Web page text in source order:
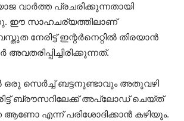
വാർത്ത പ്രചരിക്കുന്നതായി
ഈ സാഹചര്യത്തിലാണ്
നേരിട്ട് ഇന്റർനെറ്റിൽ തിരയാൻ
അവതരിപ്പിച്ചിരിക്കുന്നത്.
ഒരു സെർച്ച് ബട്ടനുണ്ടാവും അതുവഴി
ബ്രൗസറിലേക്ക് അപ്ലോഡ് ചെയ്ത്
ആണോ എന്ന് പരിശോദിക്കാൻ കഴിയും.